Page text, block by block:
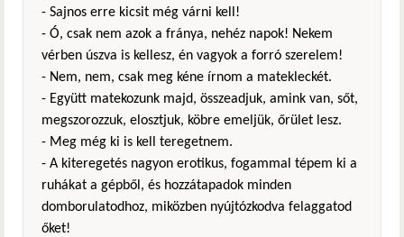
- Sajnos erre kicsit még várni kell!
- Ó, csak nem azok a fránya, nehéz napok! Nekem
vérben úszva is kellesz, én vagyok a forró szerelem!
- Nem, nem, csak meg kéne írnom a matekleckét.
- Együtt matekozunk majd, összeadjuk, amink van, sőt,
megszorozzuk, elosztjuk, köbre emeljük, őrület lesz.
- Meg még ki is kell teregetnem.
- A kiteregetés nagyon erotikus, fogammal tépem ki a
ruhákat a gépből, és hozzátapadok minden
domborulatodhoz, miközben nyújtózkodva felaggatod
őket!